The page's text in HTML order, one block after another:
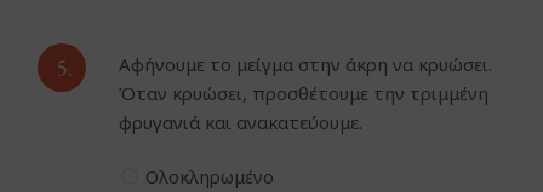
5.
Αφήνουμε το μείγμα στην άκρη να κρυώσει.
Όταν κρυώσει, προσθέτουμε την τριμμένη
φρυγανιά και ανακατεύουμε.
Ολοκληρωμένο